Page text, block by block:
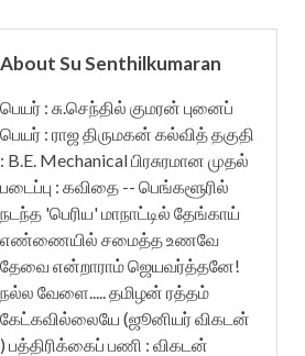
About Su Senthilkumaran
பெயர் : சு.செந்தில் குமரன் புனைப்
பெயர் : ராஜ திருமகன் கல்வித் தகுதி
: B.E. Mechanical பிரசுரமான முதல்
படைப்பு : கவிதை -- பெங்களூரில்
நடந்த 'பெரிய' மாநாட்டில் தேங்காய்
எண்ணையில் சமைத்த உணவே
தேவை என்றாராம் ஜெயவர்த்தனே!
நல்ல வேளை..... தமிழன் ரத்தம்
கேட்கவில்லையே (ஜூனியர் விகடன்
) பத்திரிக்கைப் பணி : விகடன்